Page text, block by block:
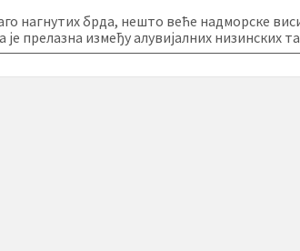
нагнутих брда, нешто веће надморске
прелазна између алувијалних низинских